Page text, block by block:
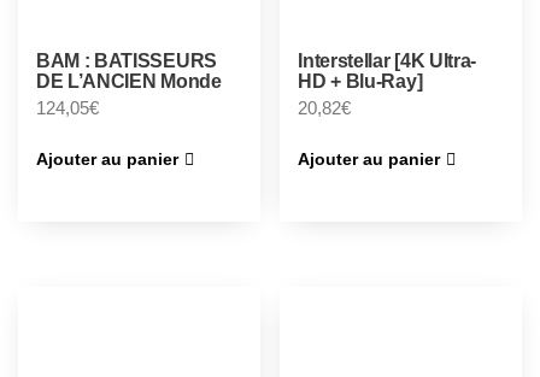
BAM : BATISSEURS
DE L’ANCIEN Monde
124,05€
Ajouter au panier
Interstellar [4K Ultra-
HD + Blu-Ray]
20,82€
Ajouter au panier